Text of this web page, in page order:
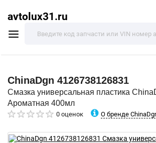
avtolux31.ru
ChinaDgn 4126738126831
Смазка универсальная пластика
Ароматная 400мл
0 оценок О бренде